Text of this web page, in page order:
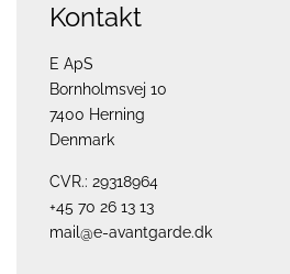
Kontakt
E ApS
Bornholmsvej 10
7400 Herning
Denmark
CVR.: 29318964
+45 70 26 13 13
mail@e-avantgarde.dk